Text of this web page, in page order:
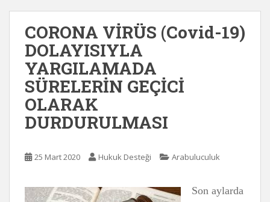
CORONA VİRÜS (Covid-19)
DOLAYISIYLA
YARGILAMADA
SÜRELERİN GEÇİCİ
OLARAK
DURDURULMASI
25 Mart 2020 Hukuk Desteği Arabuluculuk
Son aylarda